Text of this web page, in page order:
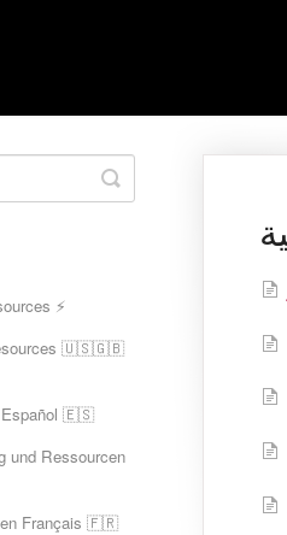
Toggle
Search
⚡
🇺🇸🇬🇧
Español 🇪🇸
und Ressourcen
en Français 🇫🇷